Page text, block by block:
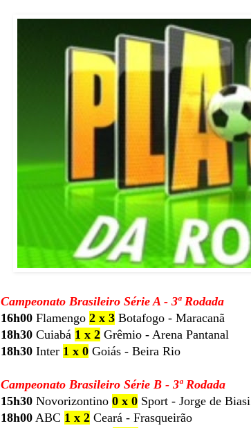
Campeonato Brasileiro Série A - 3ª Rodada
16h00 Flamengo 2 x 3 Botafogo - Maracanã
18h30 Cuiabá 1 x 2 Grêmio - Arena Pantanal
18h30 Inter 1 x 0 Goiás - Beira Rio
Campeonato Brasileiro Série B - 3ª Rodada
15h30 Novorizontino 0 x 0 Sport - Jorge de Biasi
18h00 ABC 1 x 2 Ceará - Frasqueirão